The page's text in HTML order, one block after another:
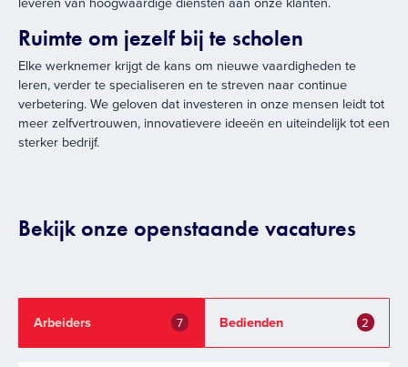
Ruimte om jezelf bij te scholen
Elke werknemer krijgt de kans om nieuwe vaardigheden te
leren, verder te specialiseren en te streven naar continue
verbetering. We geloven dat investeren in onze mensen leidt tot
meer zelfvertrouwen, innovatievere ideeën en uiteindelijk tot een
sterker bedrijf.
Bekijk onze openstaande vacatures
Arbeiders 7 Bedienden 2